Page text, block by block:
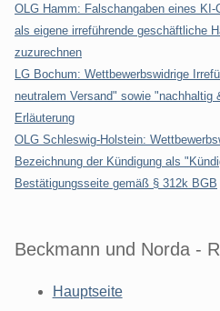
OLG Hamm: Falschangaben eines
als eigene irreführende geschäftliche
zuzurechnen
LG Bochum: Wettbewerbswidrige
neutralem Versand" sowie "nachhaltig
Erläuterung
OLG Schleswig-Holstein:
Bezeichnung der Kündigung als
Bestätigungsseite gemäß § 312k BGB
Beckmann und Norda -
Hauptseite